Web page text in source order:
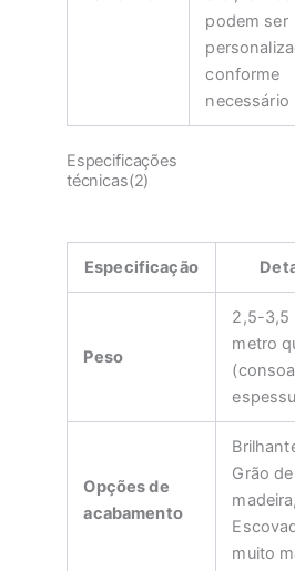
podem ser
conforme
necessário
Especificações
técnicas(2)
Especificação
Peso
2,5-3,5
metro
Opções de
acabamento
Grão de
muito